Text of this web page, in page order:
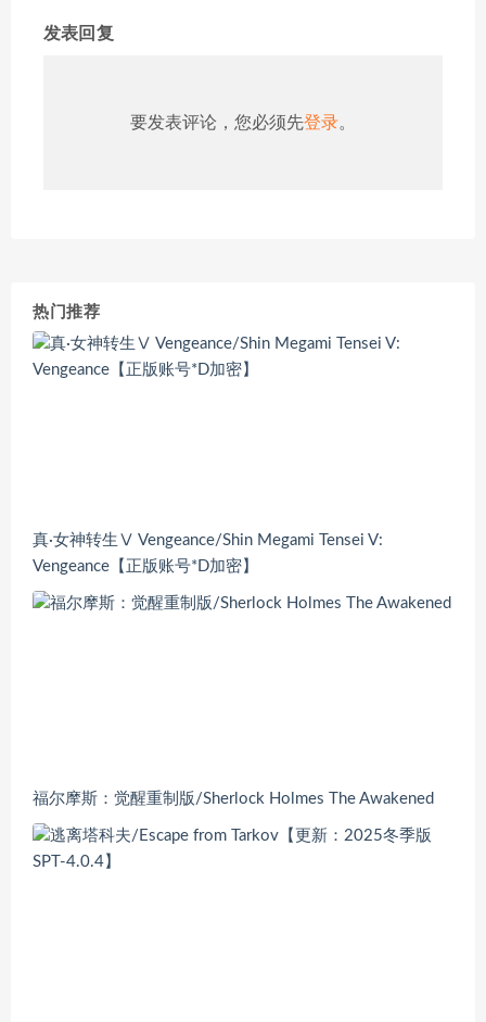
发表回复
要发表评论，您必须先登录。
热门推荐
真·女神转生Ⅴ Vengeance/Shin Megami Tensei V:
Vengeance【正版账号*D加密】
福尔摩斯：觉醒重制版/Sherlock Holmes The Awakened